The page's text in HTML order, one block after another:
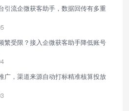
引流企微获客助手，数据回传有多重
繁受限？接入企微获客助手降低账号
广，渠道来源自动打标精准核算投放